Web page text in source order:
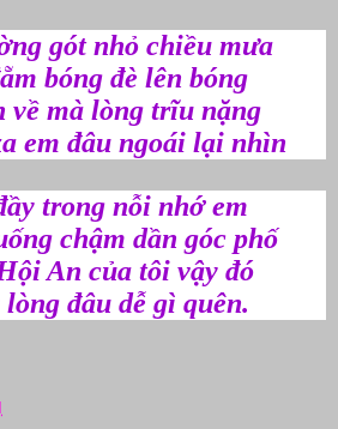
gót nhỏ chiều mưa
bóng đè lên bóng
về mà lòng trĩu nặng
em đâu ngoái lại nhìn
trong nỗi nhớ em
chậm dần góc phố
An của tôi vậy đó
đâu dễ gì quên.